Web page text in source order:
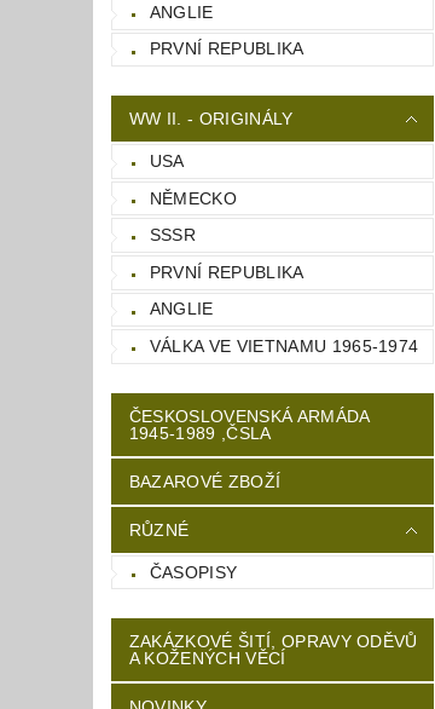
ANGLIE
PRVNÍ REPUBLIKA
WW II. - ORIGINÁLY
USA
NĚMECKO
SSSR
PRVNÍ REPUBLIKA
ANGLIE
VÁLKA VE VIETNAMU 1965-1974
ČESKOSLOVENSKÁ ARMÁDA
1945-1989 ,ČSLA
BAZAROVÉ ZBOŽÍ
RŮZNÉ
ČASOPISY
ZAKÁZKOVÉ ŠITÍ, OPRAVY ODĚVŮ
A KOŽENÝCH VĚCÍ